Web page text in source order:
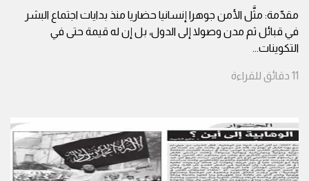
مقدّمة: مثَّل الأمن جوهرا إنسانيا حضاريا منذ بدايات اجتماع البشر
في قبائل ثم مدن وصولا إلى الدول، بل إن له قيمة حتى في
التكوينات...
11 دقائق للقراءة